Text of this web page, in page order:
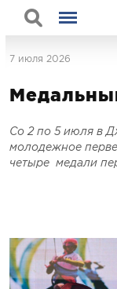
7 июля 2026
Со 2 по 5 июля в
молодежное
четыре медали